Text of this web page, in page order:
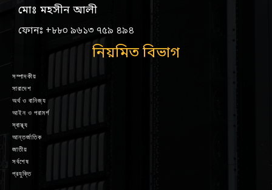
মোঃ মহসীন আলী
ফোনঃ +৮৮০ ৯৬১৩ ৭৫৯ ৪৯৪
নিয়মিত বিভাগ
সম্পাদকীয়
সারাদেশ
অর্থ ও বানিজ্য
আইন ও পরামর্শ
স্বাস্থ্য
আন্তর্জাতিক
জাতীয়
সর্বশেষ
প্রযুক্তি